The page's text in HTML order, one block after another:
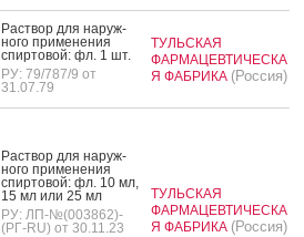
Рас­твор для на­руж­
но­го при­мене­ния
спир­то­вой: фл. 1 шт.
РУ: 79/787/9 от
31.07.79
ТУЛЬСКАЯ
ФАРМАЦЕВТИЧЕСКА
Я ФАБРИКА (Россия)
Рас­твор для на­руж­
но­го при­мене­ния
спир­то­вой: фл. 10 мл,
15 мл или 25 мл
РУ: ЛП-№(003862)-
(РГ-RU) от 30.11.23
ТУЛЬСКАЯ
ФАРМАЦЕВТИЧЕСКА
Я ФАБРИКА (Россия)